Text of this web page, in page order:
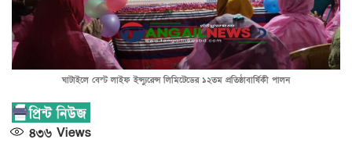
ঘাটাইলে বেস্ট লাইফ ইন্স্যুরেন্স লিমিটেডের ১২তম প্রতিষ্ঠাবার্ষিকী পালন
৪৩৬ Views